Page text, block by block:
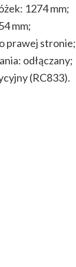
1274 mm;
mm;
prawej stronie;
odłączany;
(RC833).